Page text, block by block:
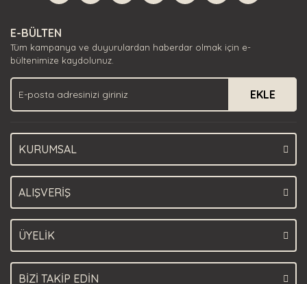
Yorum Yaz
Ürün açıklamasında eksik bilgiler bulunuyor.
Ürün bilgilerinde hatalar bulunuyor.
Ürün fiyatı diğer sitelerden daha pahalı.
Bu ürüne benzer farklı alternatifler olmalı.
E-BÜLTEN
Tüm kampanya ve duyurulardan haberdar olmak için e-
bültenimize kaydolunuz.
EKLE
KURUMSAL
ALIŞVERİŞ
ÜYELİK
BİZİ TAKİP EDİN